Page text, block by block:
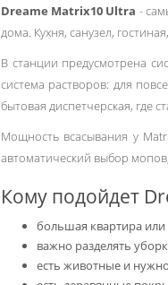
Dreame Matrix10 Ultra -
дома. Кухня, санузел,
В станции предусмотрена
система растворов: для
бытовая диспетчерская, где
Мощность всасывания у
автоматический выбор
Кому подойдет
большая квартира
важно разделять
есть животные и